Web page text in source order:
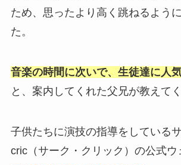
ため、思ったより高く跳ねるよう
た。
音楽の時間に次いで、生徒達に人
と、案内してくれた父兄が教えて
子供たちに演技の指導をしている
cric（サーク・クリック）の公式ウ